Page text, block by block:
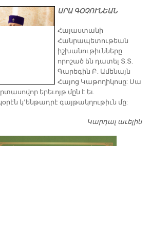
ԱՐԱ ԳՕՉՈՒՆԵԱՆ
​Հայաստանի
Հանրապետութեան
իշխանութիւնները
որոշած են դատել Տ.Տ.
Գարեգին Բ. Ամենայն
Հայոց Կաթողիկոսը: Սա
երեւոյթ մըն է եւ
կ՚ենթադրէ գայթակղութիւն մը:
Կարդալ աւելին